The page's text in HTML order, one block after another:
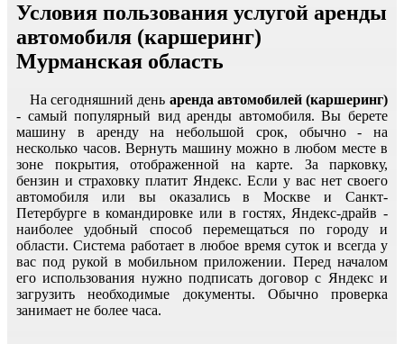
Условия пользования услугой аренды
автомобиля (каршеринг)
Мурманская область
На сегодняшний день аренда автомобилей (каршеринг)
- самый популярный вид аренды автомобиля. Вы берете
машину в аренду на небольшой срок, обычно - на
несколько часов. Вернуть машину можно в любом месте в
зоне покрытия, отображенной на карте. За парковку,
бензин и страховку платит Яндекс. Если у вас нет своего
автомобиля или вы оказались в Москве и Санкт-
Петербурге в командировке или в гостях, Яндекс-драйв -
наиболее удобный способ перемещаться по городу и
области. Система работает в любое время суток и всегда у
вас под рукой в мобильном приложении. Перед началом
его использования нужно подписать договор с Яндекс и
загрузить необходимые документы. Обычно проверка
занимает не более часа.